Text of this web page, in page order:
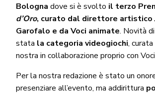
Bologna dove si è svolto il terzo
d’Oro, curato dal direttore artistico
Garofalo e da Voci animate. Novità
stata la categoria videogiochi,
nostra in collaborazione proprio con
Per la nostra redazione è stato un
presenziare all’evento, ma addirittura